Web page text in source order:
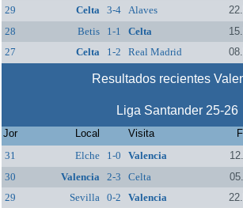
29
Celta 3-4 Alaves
28
Betis 1-1 Celta
27
Celta 1-2 Real Madrid
Resultados recientes
Liga Santander 25-26
Jor Local Visita
31
Elche 1-0 Valencia
30
Valencia 2-3 Celta
29
Sevilla 0-2 Valencia